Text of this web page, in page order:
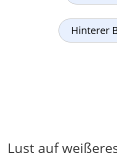
Hinterer
Lust auf